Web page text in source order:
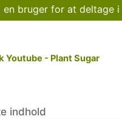
en bruger for at deltage i
Youtube - Plant Sugar
indhold